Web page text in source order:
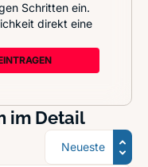
Schritten ein.
direkt eine
im Detail
Sortierung